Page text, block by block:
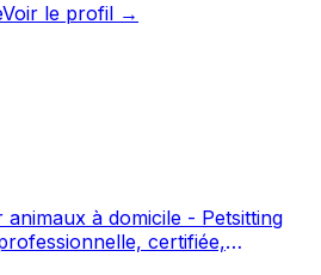
sitting,
canin situé à Villefranche-
Voir le profil →
à domicile - Petsitting
certifiée,